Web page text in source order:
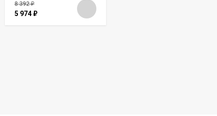
8 392₽
5 974 ₽